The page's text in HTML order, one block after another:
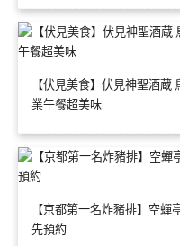
【伏見美食】伏見神聖酒
業午餐超美味
【京都第一名炸豬排】空
先預約